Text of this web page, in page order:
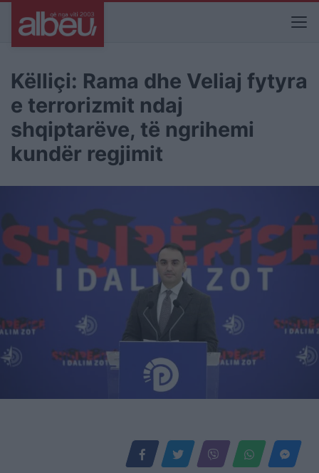
Këlliçi: Rama dhe Veliaj fytyra
e terrorizmit ndaj
shqiptarëve, të ngrihemi
kundër regjimit